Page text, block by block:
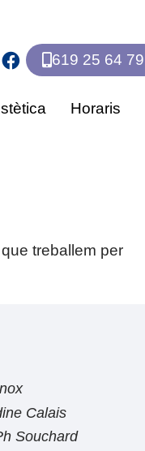
619 25 64 79
Horaris
treballem per
Calais
Souchard